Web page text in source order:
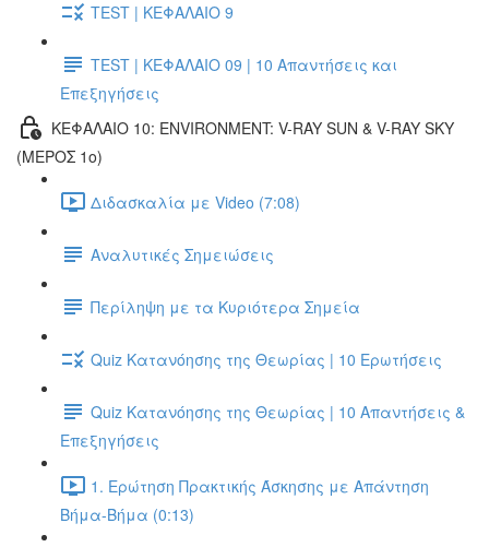
TEST | ΚΕΦΑΛΑΙΟ 9
TEST | ΚΕΦΑΛΑΙΟ 09 | 10 Απαντήσεις και
Επεξηγήσεις
ΚΕΦΑΛΑΙΟ 10: ENVIRONMENT: V-RAY SUN & V-RAY SKY
(ΜΕΡΟΣ 1ο)
Διδασκαλία με Video (7:08)
Αναλυτικές Σημειώσεις
Περίληψη με τα Κυριότερα Σημεία
Quiz Κατανόησης της Θεωρίας | 10 Ερωτήσεις
Quiz Κατανόησης της Θεωρίας | 10 Απαντήσεις &
Επεξηγήσεις
1. Ερώτηση Πρακτικής Άσκησης με Απάντηση
Βήμα-Βήμα (0:13)